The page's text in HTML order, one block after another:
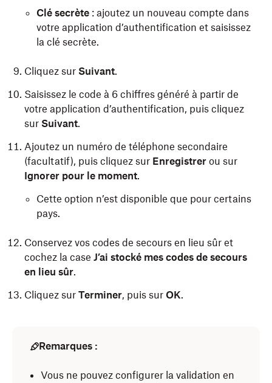
Clé secrète : ajoutez un nouveau compte dans
votre application d’authentification et saisissez
la clé secrète.
Cliquez sur Suivant.
Saisissez le code à 6 chiffres généré à partir de
votre application d’authentification, puis cliquez
sur Suivant.
Ajoutez un numéro de téléphone secondaire
(facultatif), puis cliquez sur Enregistrer ou sur
Ignorer pour le moment.
Cette option n’est disponible que pour certains
pays.
Conservez vos codes de secours en lieu sûr et
cochez la case J’ai stocké mes codes de secours
en lieu sûr.
Cliquez sur Terminer, puis sur OK.
Remarques :
Vous ne pouvez configurer la validation en